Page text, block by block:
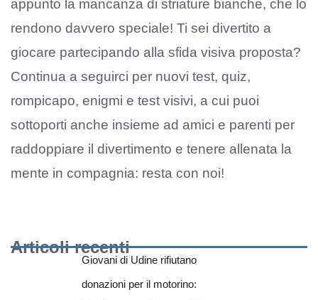
appunto la mancanza di striature bianche, che lo
rendono davvero speciale! Ti sei divertito a
giocare partecipando alla sfida visiva proposta?
Continua a seguirci per nuovi test, quiz,
rompicapo, enigmi e test visivi, a cui puoi
sottoporti anche insieme ad amici e parenti per
raddoppiare il divertimento e tenere allenata la
mente in compagnia: resta con noi!
Articoli recenti
Giovani di Udine rifiutano
donazioni per il motorino: